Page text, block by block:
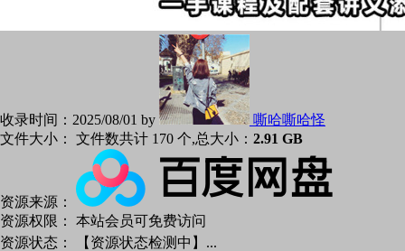
收录时间： 2025/08/01 by
嘶哈嘶哈怪
文件大小：
文件数共计 170 个,总大小： 2.91 GB
资源来源：
资源权限：
本站会员可免费访问
资源状态：
【资源状态检测中】 ...